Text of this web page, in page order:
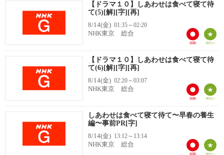
【ドラマ１０】しあわせは食べて寝て待
て(5)[解][字][再]
8/14(金) 01:35～02:20
NHK東京 総合
【ドラマ１０】しあわせは食べて寝て待
て(6)[解][字][再]
8/14(金) 02:20～03:07
NHK東京 総合
しあわせは食べて寝て待て〜早春の養生
編〜事前PR[字]
8/14(金) 13:12～13:14
NHK東京 総合